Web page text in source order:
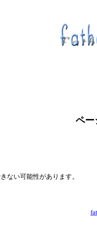
ページ
い可能性があります。